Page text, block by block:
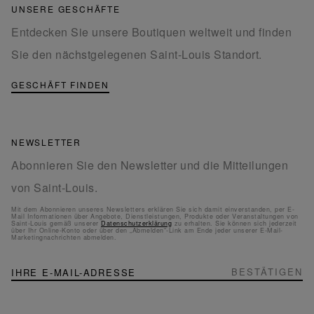
UNSERE GESCHÄFTE
Entdecken Sie unsere Boutiquen weltweit und finden
Sie den nächstgelegenen Saint-Louis Standort.
GESCHÄFT FINDEN
NEWSLETTER
Abonnieren Sie den Newsletter und die Mitteilungen
von Saint-Louis.
Mit dem Abonnieren unseres Newsletters erklären Sie sich damit einverstanden, per E-
Mail Informationen über Angebote, Dienstleistungen, Produkte oder Veranstaltungen von
Saint-Louis gemäß unserer Datenschutzerklärung zu erhalten. Sie können sich jederzeit
über Ihr Online-Konto oder über den „Abmelden“-Link am Ende jeder unserer E-Mail-
Marketingnachrichten abmelden.
NEWSLETTER
Melden
Sie
BESTÄTIGEN